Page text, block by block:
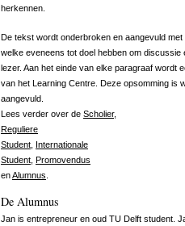
herkennen.
De tekst wordt onderbroken en aangevuld met
welke eveneens tot doel hebben om discussie
lezer. Aan het einde van elke paragraaf wordt
van het Learning Centre. Deze opsomming is
aangevuld.
Lees verder over de Scholier,
Reguliere
Student Internationale
Student Promovendus
enAlumnus
De Alumnus
Jan is entrepreneur en oud TU Delft student.